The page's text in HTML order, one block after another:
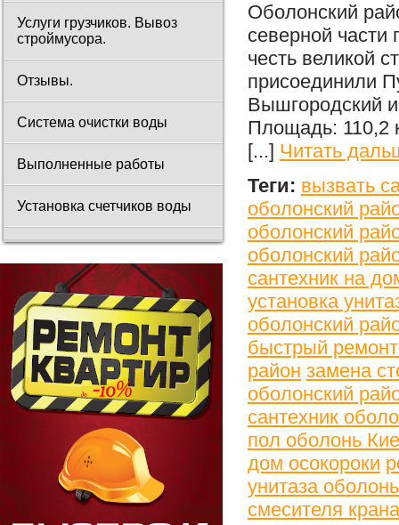
Услуги грузчиков. Вывоз
строймусора.
Отзывы.
Система очистки воды
Выполненные работы
Установка счетчиков воды
Оболонский
северной
честь великой
присоединили
Вышгородский
Площадь: 110,2
[...] Читать
Теги: вызвать
оболонский
оболонский
оболонский
сантехник на
установка
оболонский
быстрый
район замена
оболонский
сантехник
пол оболонь
дом осокороки
унитаза
смесителя